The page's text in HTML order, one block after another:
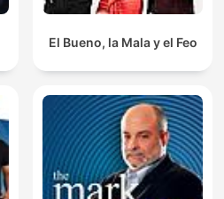
El Bueno, la Mala y el Feo